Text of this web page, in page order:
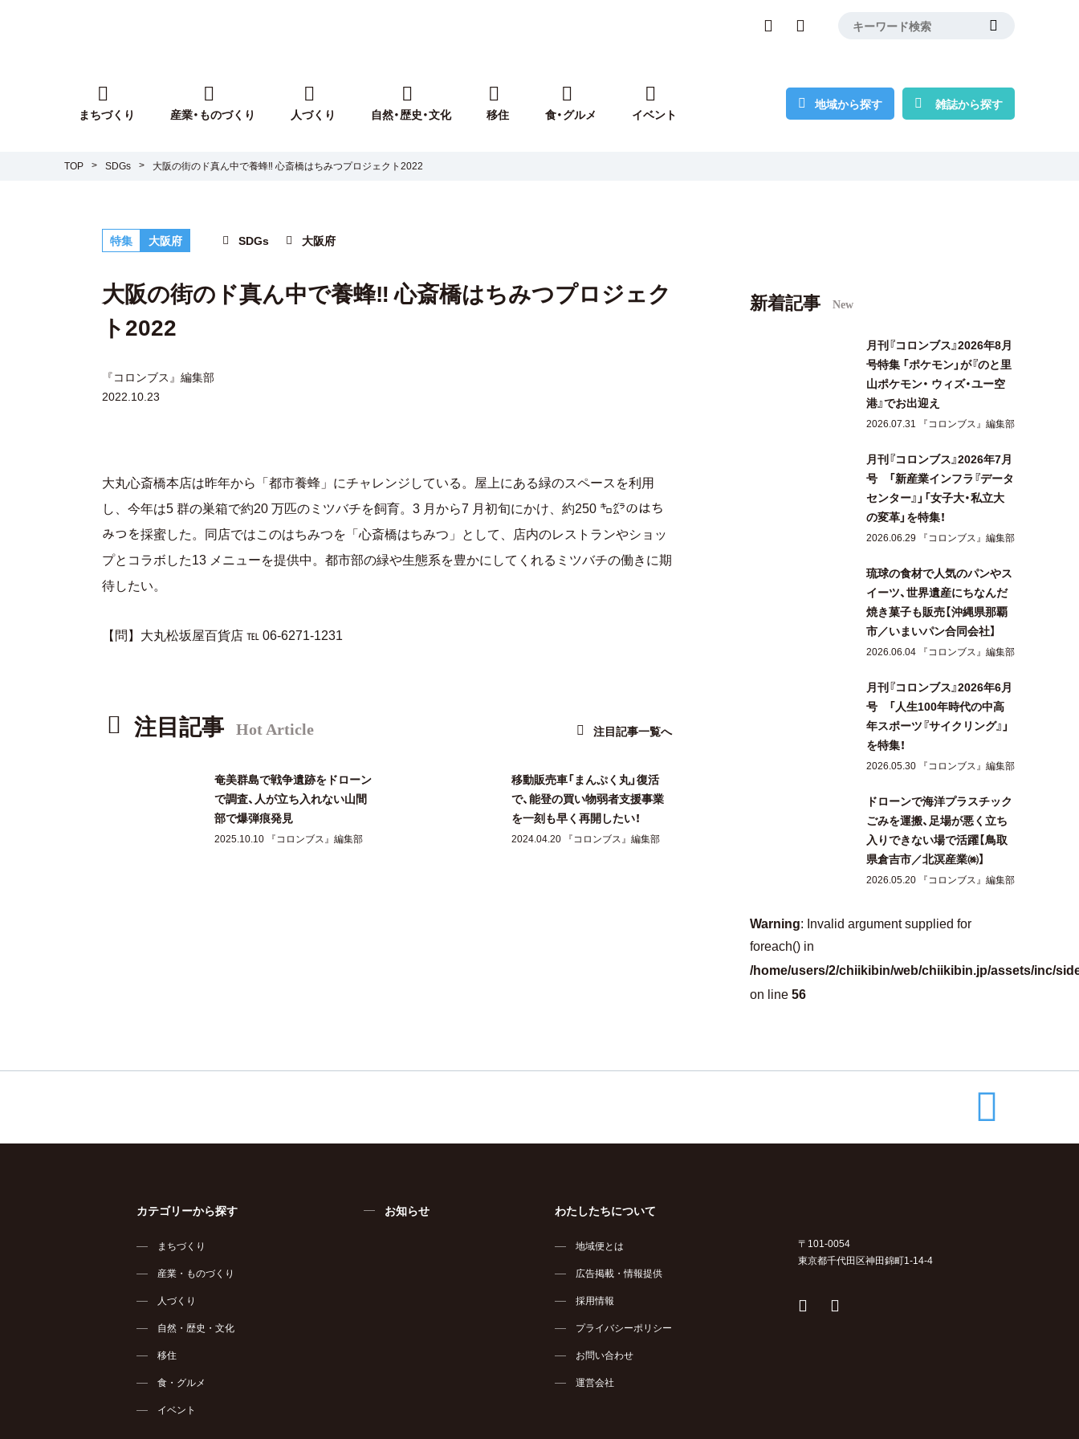
まちづくり 産業・ものづくり 人づくり 自然・歴史・文化 移住 食・グルメ イベント
地域から探す 雑誌から探す
TOP SDGs 大阪の街のド真ん中で養蜂‼ 心斎橋はちみつプロジェクト2022
特集 大阪府 SDGs 大阪府
大阪の街のド真ん中で養蜂‼ 心斎橋はちみつプロジェク
ト2022
『コロンブス』編集部
2022.10.23
大丸心斎橋本店は昨年から「都市養蜂」にチャレンジしている。屋上にある緑のスペースを利用
し、今年は5 群の巣箱で約20 万匹のミツバチを飼育。3 月から7 月初旬にかけ、約250 ㌔㌘のはち
みつを採蜜した。同店ではこのはちみつを「心斎橋はちみつ」として、店内のレストランやショッ
プとコラボした13 メニューを提供中。都市部の緑や生態系を豊かにしてくれるミツバチの働きに期
待したい。
【問】大丸松坂屋百貨店 ℡ 06-6271-1231
注目記事 Hot Article 注目記事一覧へ
奄美群島で戦争遺跡をドローン
で調査、人が立ち入れない山間
部で爆弾痕発見
2025.10.10 『コロンブス』編集部
移動販売車「まんぷく丸」復活
で、能登の買い物弱者支援事業
を一刻も早く再開したい！
2024.04.20 『コロンブス』編集部
新着記事 New
月刊『コロンブス』2026年8月
号特集 「ポケモン」が『のと里
山ポケモン・ ウィズ・ユー空
港』でお出迎え
2026.07.31 『コロンブス』編集部
月刊『コロンブス』2026年7月
号 「新産業インフラ『データ
センター』」「女子大・私立大
の変革」を特集！
2026.06.29 『コロンブス』編集部
琉球の食材で人気のパンやス
イーツ、世界遺産にちなんだ
焼き菓子も販売【沖縄県那覇
市／いまいパン合同会社】
2026.06.04 『コロンブス』編集部
月刊『コロンブス』2026年6月
号 「人生100年時代の中高
年スポーツ『サイクリング』」
を特集！
2026.05.30 『コロンブス』編集部
ドローンで海洋プラスチック
ごみを運搬、足場が悪く立ち
入りできない場で活躍【鳥取
県倉吉市／北溟産業㈱】
2026.05.20 『コロンブス』編集部
Warning: Invalid argument supplied for
foreach() in
/home/users/2/chiikibin/web/chiikibin.jp/assets/inc/
on line 56
カテゴリーから探す
まちづくり
産業・ものづくり
人づくり
自然・歴史・文化
移住
食・グルメ
イベント
お知らせ わたしたちについて
地域便とは
広告掲載・情報提供
採用情報
プライバシーポリシー
お問い合わせ
運営会社
〒101-0054
東京都千代田区神田錦町1-14-4